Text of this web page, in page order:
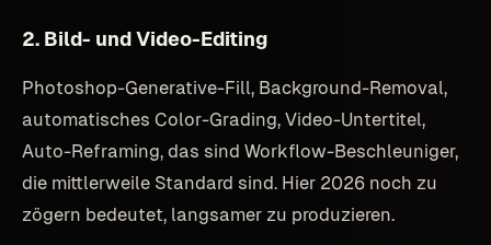
2. Bild- und Video-Editing
Photoshop-Generative-Fill, Background-Removal,
automatisches Color-Grading, Video-Untertitel,
Auto-Reframing, das sind Workflow-Beschleuniger,
die mittlerweile Standard sind. Hier 2026 noch zu
zögern bedeutet, langsamer zu produzieren.